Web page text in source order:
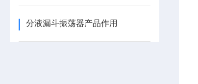
分液漏斗振荡器产品作用